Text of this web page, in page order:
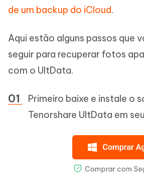
de um backup do iCloud.
Aqui estão alguns passos que
seguir para recuperar fotos
com o UltData.
Primeiro baixe e instale o
Tenorshare UltData em